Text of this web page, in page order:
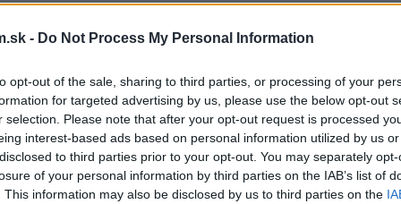
- Do Not Process My Personal Information
opt-out of the sale, sharing to third parties, or processing of your
for targeted advertising by us, please use the below opt-out
selection. Please note that after your opt-out request is processed
interest-based ads based on personal information utilized by us
to third parties prior to your opt-out. You may separately
of your personal information by third parties on the IAB’s list of
This information may also be disclosed by us to third parties on the